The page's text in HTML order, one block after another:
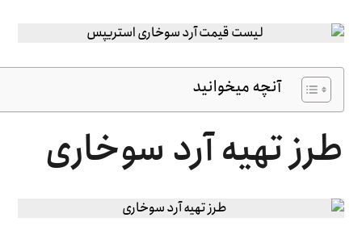
آنچه میخوانید
طرز تهیه آرد سوخاری